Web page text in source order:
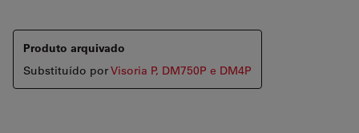
Produto arquivado
Substituído porVisoria P, DM750P e DM4P